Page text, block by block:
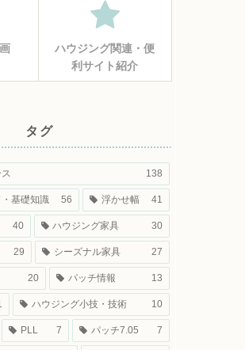
ハウジング関連・便
利サイト紹介
タグ
138
基礎知識 56 浮かせ幅 41
40 ハウジング家具 30
29 シーズナル家具 27
20 パッチ情報 13
ハウジング小技・技術 10
PLL 7 パッチ7.05 7